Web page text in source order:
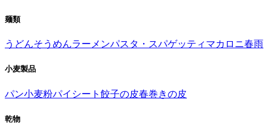
麺類
うどんそうめんラーメンパスタ・スパゲッティ マカロニ春雨
小麦製品
パン小麦粉パイシート 餃子の皮春巻きの皮
乾物